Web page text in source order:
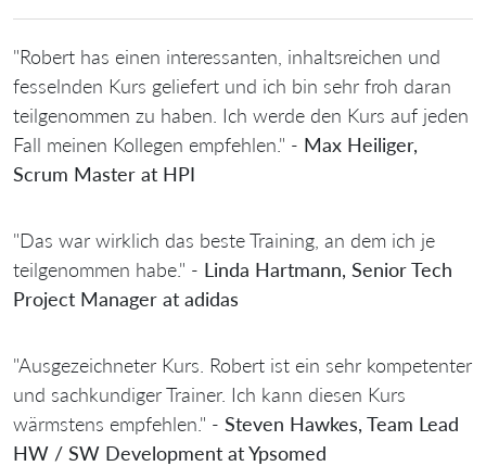
"Robert has einen interessanten, inhaltsreichen und
fesselnden Kurs geliefert und ich bin sehr froh daran
teilgenommen zu haben. Ich werde den Kurs auf jeden
Fall meinen Kollegen empfehlen." - Max Heiliger,
Scrum Master at HPI
"Das war wirklich das beste Training, an dem ich je
teilgenommen habe." - Linda Hartmann, Senior Tech
Project Manager at adidas
"Ausgezeichneter Kurs. Robert ist ein sehr kompetenter
und sachkundiger Trainer. Ich kann diesen Kurs
wärmstens empfehlen." - Steven Hawkes, Team Lead
HW / SW Development at Ypsomed